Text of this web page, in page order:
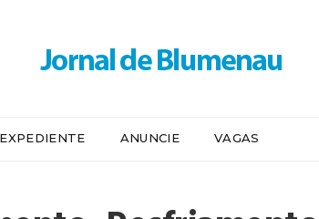
EXPEDIENTE ANUNCIE VAGAS